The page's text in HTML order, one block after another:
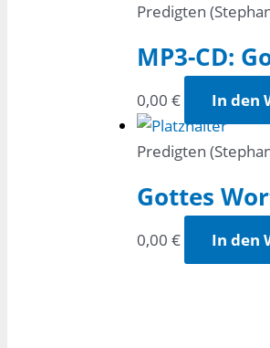
Predigten
MP3-CD:
0,00 € In den
Predigten
Gottes
0,00 € In den